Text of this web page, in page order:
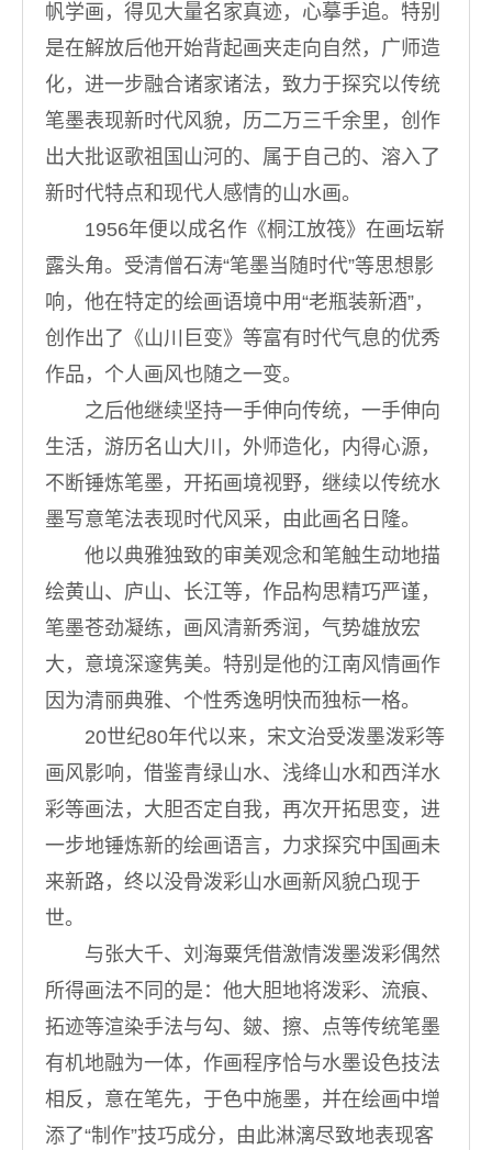
帆学画，得见大量名家真迹，心摹手追。特别
是在解放后他开始背起画夹走向自然，广师造
化，进一步融合诸家诸法，致力于探究以传统
笔墨表现新时代风貌，历二万三千余里，创作
出大批讴歌祖国山河的、属于自己的、溶入了
新时代特点和现代人感情的山水画。
1956年便以成名作《桐江放筏》在画坛崭
露头角。受清僧石涛“笔墨当随时代”等思想影
响，他在特定的绘画语境中用“老瓶装新酒”，
创作出了《山川巨变》等富有时代气息的优秀
作品，个人画风也随之一变。
之后他继续坚持一手伸向传统，一手伸向
生活，游历名山大川，外师造化，内得心源，
不断锤炼笔墨，开拓画境视野，继续以传统水
墨写意笔法表现时代风采，由此画名日隆。
他以典雅独致的审美观念和笔触生动地描
绘黄山、庐山、长江等，作品构思精巧严谨，
笔墨苍劲凝练，画风清新秀润，气势雄放宏
大，意境深邃隽美。特别是他的江南风情画作
因为清丽典雅、个性秀逸明快而独标一格。
20世纪80年代以来，宋文治受泼墨泼彩等
画风影响，借鉴青绿山水、浅绛山水和西洋水
彩等画法，大胆否定自我，再次开拓思变，进
一步地锤炼新的绘画语言，力求探究中国画未
来新路，终以没骨泼彩山水画新风貌凸现于
世。
与张大千、刘海粟凭借激情泼墨泼彩偶然
所得画法不同的是：他大胆地将泼彩、流痕、
拓迹等渲染手法与勾、皴、擦、点等传统笔墨
有机地融为一体，作画程序恰与水墨设色技法
相反，意在笔先，于色中施墨，并在绘画中增
添了“制作”技巧成分，由此淋漓尽致地表现客